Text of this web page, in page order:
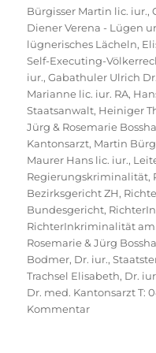
Bürgisser Martin lic. iur.,
Diener Verena - Lügen
lügnerisches Lächeln,
Self-Executing-
iur.,Gabathuler Ulrich
Marianne lic. iur. RA,
Staatsanwalt, Heiniger
Jürg & Rosemarie
Kantonsarzt, Martin
Maurer Hans lic. iur.,
Regierungskriminalität,
Bezirksgericht ZH,
Bundesgericht,
RichterInkriminalität
Rosemarie & Jürg
Bodmer, Dr. iur.,
Trachsel Elisabeth, Dr.
Dr. med. Kantonsarzt T:
Kommentarzu